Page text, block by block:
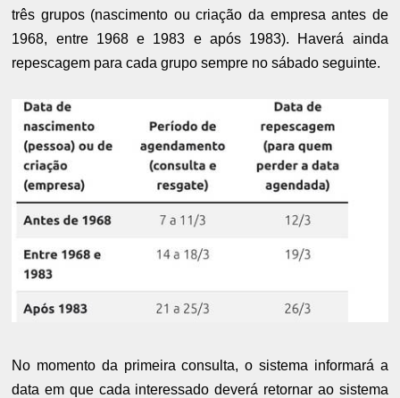
três grupos (nascimento ou criação da empresa antes de
1968, entre 1968 e 1983 e após 1983). Haverá ainda
repescagem para cada grupo sempre no sábado seguinte.
No momento da primeira consulta, o sistema informará a
data em que cada interessado deverá retornar ao sistema